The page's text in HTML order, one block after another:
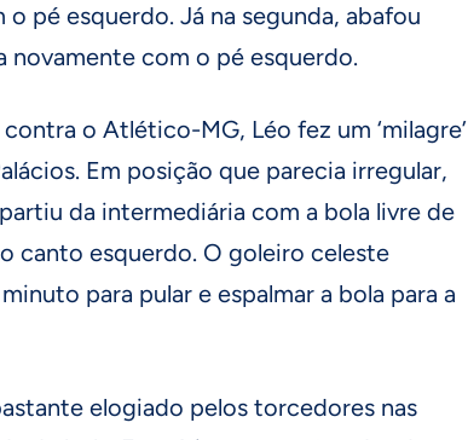
pé esquerdo. Já na segunda, abafou
novamente com o pé esquerdo.
o Atlético-MG, Léo fez um ‘milagre’
Em posição que parecia irregular,
da intermediária com a bola livre de
canto esquerdo. O goleiro celeste
para pular e espalmar a bola para a
elogiado pelos torcedores nas